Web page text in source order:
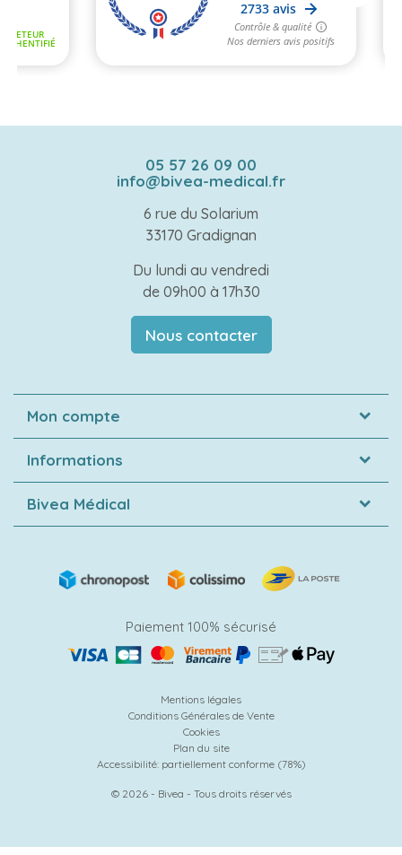
05 57 26 09 00
info@bivea-medical.fr
6 rue du Solarium
33170 Gradignan
Du lundi au vendredi
de 09h00 à 17h30
Nous contacter
Mon compte
Informations
Bivea Médical
Paiement 100% sécurisé
Mentions légales
Conditions Générales de Vente
Cookies
Plan du site
Accessibilité: partiellement conforme (78%)
© 2026 - Bivea - Tous droits réservés